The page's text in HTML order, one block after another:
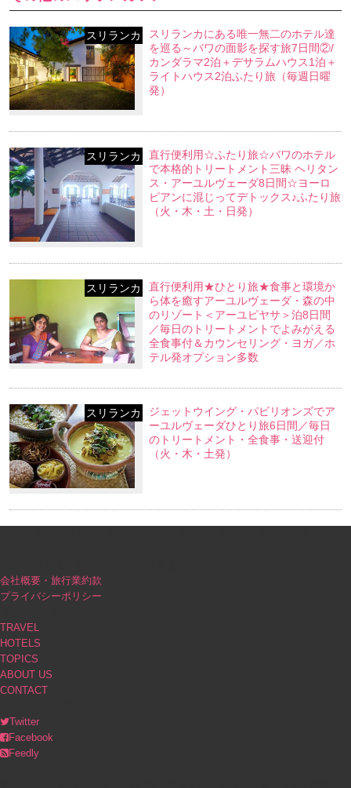
スリランカ
スリランカにある唯一無二のホテル達
を巡る～バワの面影を探す旅7日間②/
カンダラマ2泊＋デサラムハウス1泊＋
ライトハウス2泊ふたり旅（毎週日曜
発）
スリランカ
直行便利用☆ふたり旅☆バワのホテル
で本格的トリートメント三昧 ヘリタン
ス・アーユルヴェーダ8日間☆ヨーロ
ピアンに混じってデトックス♪ふたり旅
（火・木・土・日発）
スリランカ
直行便利用★ひとり旅★食事と環境か
ら体を癒すアーユルヴェーダ・森の中
のリゾート＜アーユピヤサ＞泊8日間
／毎日のトリートメントでよみがえる
全食事付＆カウンセリング・ヨガ／ホ
テル発オプション多数
スリランカ
ジェットウイング・パビリオンズでア
ーユルヴェーダひとり旅6日間／毎日
のトリートメント・全食事・送迎付
（火・木・土発）
会社概要・旅行業約款
プライバシーポリシー
TRAVEL
HOTELS
TOPICS
ABOUT US
CONTACT
Twitter
Facebook
Feedly